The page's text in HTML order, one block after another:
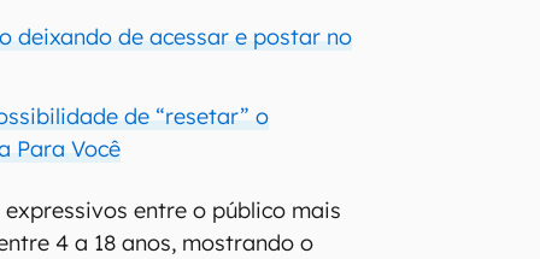
deixando de acessar e postar no
de “resetar” o
Para Você
entre o público mais
4 a 18 anos, mostrando o